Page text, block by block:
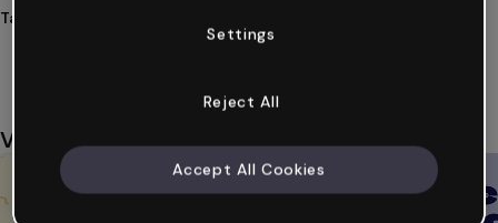
Tags
desafios
Você também pode gostar
Settings
Reject All
Accept All Cookies